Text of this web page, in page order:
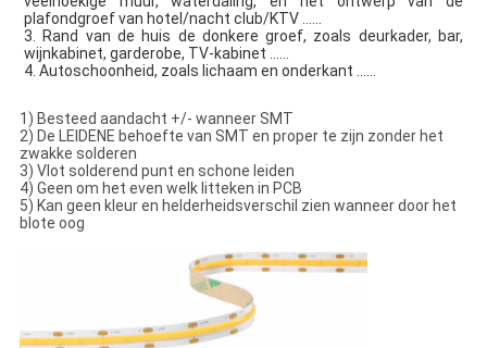
plafondgroef van hotel/nacht club/KTV ......
3. Rand van de huis de donkere groef, zoals deurkader, bar,
wijnkabinet, garderobe, TV-kabinet ......
4. Autoschoonheid, zoals lichaam en onderkant ......
1) Besteed aandacht +/- wanneer SMT
2) De LEIDENE behoefte van SMT en proper te zijn zonder het
zwakke solderen
3) Vlot solderend punt en schone leiden
4) Geen om het even welk litteken in PCB
5) Kan geen kleur en helderheidsverschil zien wanneer door het
blote oog